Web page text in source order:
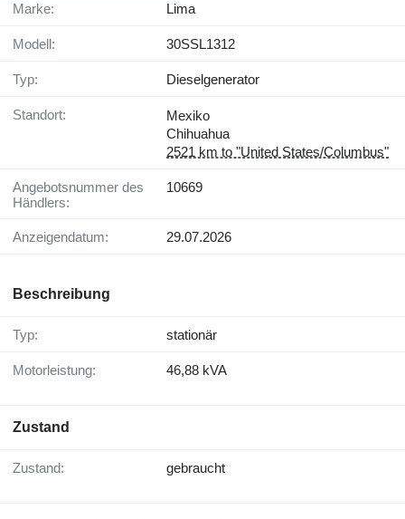
Marke: Lima
Modell: 30SSL1312
Typ: Dieselgenerator
Standort:
Mexiko
Chihuahua
2521 km to "United States/Columbus"
Angebotsnummer des
Händlers:
10669
Anzeigendatum: 29.07.2026
Beschreibung
Typ: stationär
Motorleistung: 46,88 kVA
Zustand
Zustand: gebraucht